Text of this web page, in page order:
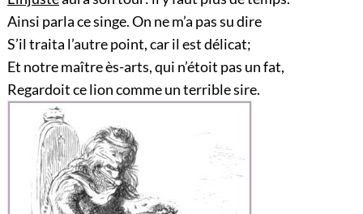
Ainsi parla ce singe. On ne m’a pas su dire
S’il traita l’autre point, car il est délicat;
Et notre maître ès-arts, qui n’étoit pas un fat,
Regardoit ce lion comme un terrible sire.